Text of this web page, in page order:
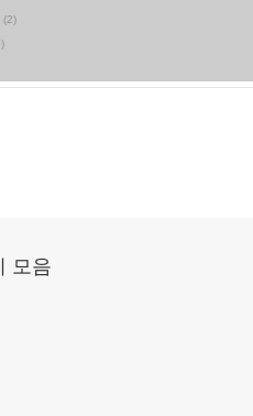
(2)
모음